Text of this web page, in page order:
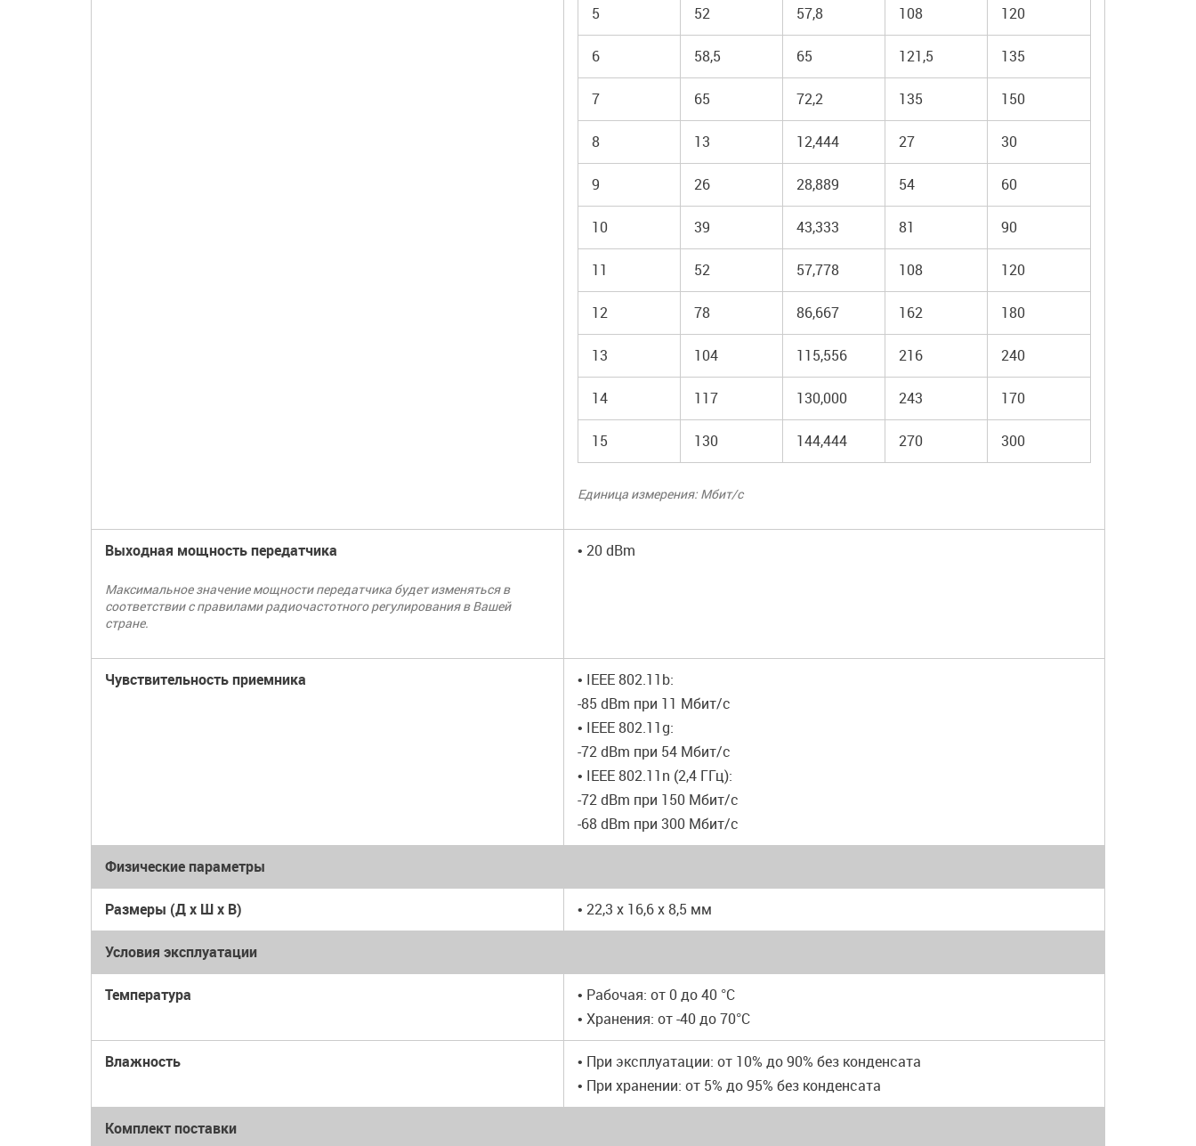
5 52 57,8 108 120
6 58,5 65 121,5 135
7 65 72,2 135 150
8 13 12,444 27 30
9 26 28,889 54 60
10 39 43,333 81 90
11 52 57,778 108 120
12 78 86,667 162 180
13 104 115,556 216 240
14 117 130,000 243 170
15 130 144,444 270 300
Единица измерения: Мбит/с
Выходная мощность передатчика
Максимальное значение мощности передатчика будет изменяться в
соответствии с правилами радиочастотного регулирования в Вашей
стране.
• 20 dBm
Чувствительность приемника
• IEEE 802.11b:
-85 dBm при 11 Мбит/с
• IEEE 802.11g:
-72 dBm при 54 Мбит/с
• IEEE 802.11n (2,4 ГГц):
-72 dBm при 150 Мбит/с
-68 dBm при 300 Мбит/с
Физические параметры
Размеры (Д x Ш x В) • 22,3 x 16,6 x 8,5 мм
Условия эксплуатации
Температура
• Рабочая: от 0 до 40 °C
• Хранения: от -40 до 70°C
Влажность
• При эксплуатации: от 10% до 90% без конденсата
• При хранении: от 5% до 95% без конденсата
Комплект поставки